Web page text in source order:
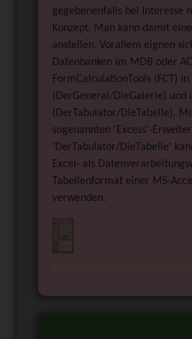
gegebenenfalls bei Interesse
Konzept. Man kann damit
anstellen. Vorallem eignen
Datenbanken im MDB oder
FormCalculationTools (FCT) in
(DerGeneral/DieGalerie) und
(DerTabulator/DieTabelle).
sogenannten 'Excess'-
'DerTabulator/DieTabelle'
Excel- als
Tabellenformat einer MS-
verwenden.